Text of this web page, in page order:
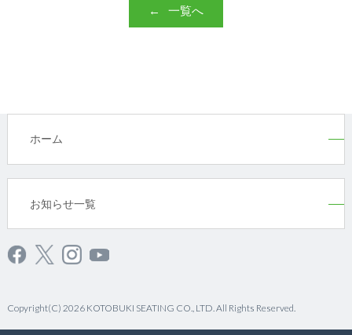
一覧へ
ホーム
お知らせ一覧
Copyright(C) 2026 KOTOBUKI SEATING CO., LTD. All Rights Reserved.